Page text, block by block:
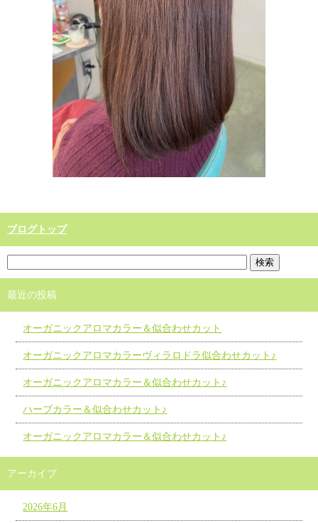
ブログトップ
最近の投稿
オーガニックアロマカラー＆似合わせカット
オーガニックアロマカラーヴィラロドラ似合わせカット♪
オーガニックアロマカラー＆似合わせカット♪
ハーブカラー＆似合わせカット♪
オーガニックアロマカラー＆似合わせカット♪
アーカイブ
2026年6月